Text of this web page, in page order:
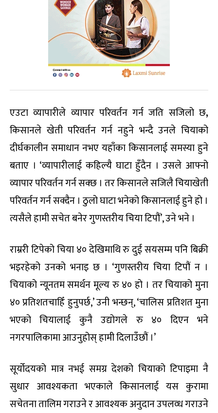
एउटा व्यापारीले व्यापार परिवर्तन गर्न जति सजिलो छ,
किसानले खेती परिवर्तन गर्न नहुने भन्दै उनले चियाको
दीर्घकालीन समाधान नभए यहाँका किसानलाई समस्या हुने
बताए । ‘व्यापारीलाई कहिल्यै घाटा हुँदैन । उसले आफ्नो
व्यापार परिवर्तन गर्न सक्छ । तर किसानले सजिलै चियाखेती
परिवर्तन गर्न सक्दैन । ठुलो घाटा भनेको किसानलाई हुने हो ।
त्यसैले हामी सचेत बनेर गुणस्तरीय चिया टिपौं’, उने भने ।
राम्ररी टिपेको चिया ४० देखिमाथि रु दुई सयसम्म पनि बिक्री
भइरहेको उनको भनाइ छ । ‘गुणस्तरीय चिया टिपौं न ।
चियाको न्यूनतम समर्थन मूल्य रु ४० हो । तर चियाको मुना
४० प्रतिशतचाहिँ हुनुपर्छ,’ उनी भन्छन्, ‘चालिस प्रतिशत मुना
भएको चियालाई कुनै उद्योगले रु ४० दिएन भने
नगरपालिकामा आउनुहोस् हामी दिलाउँछौं ।’
सूर्योदयको मात्र नभई समग्र देशको चियाको टिपाइमा नै
सुधार आवश्यकता भएकाले किसानलाई यस कुरामा
सचेतना तालिम गराउने र आवश्यक अनुदान उपलव्ध गराउने